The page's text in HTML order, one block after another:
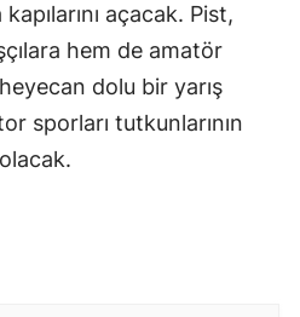
açacak. Pist,
hem de amatör
dolu bir yarış
sporları tutkunlarının